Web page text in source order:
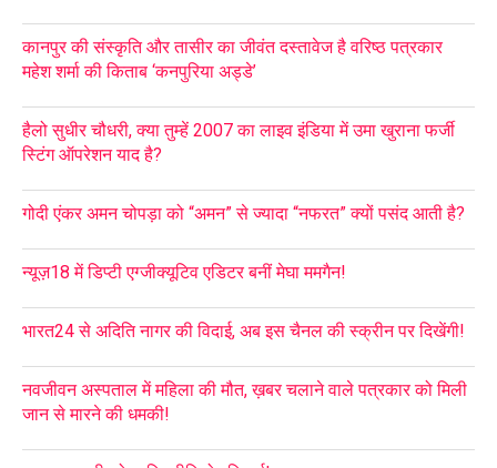
कानपुर की संस्कृति और तासीर का जीवंत दस्तावेज है वरिष्ठ पत्रकार
महेश शर्मा की किताब ‘कनपुरिया अड्डे’
हैलो सुधीर चौधरी, क्या तुम्हें 2007 का लाइव इंडिया में उमा खुराना फर्जी
स्टिंग ऑपरेशन याद है?
गोदी एंकर अमन चोपड़ा को “अमन” से ज्यादा “नफरत” क्यों पसंद आती है?
न्यूज़18 में डिप्टी एग्जीक्यूटिव एडिटर बनीं मेघा ममगैन!
भारत24 से अदिति नागर की विदाई, अब इस चैनल की स्क्रीन पर दिखेंगी!
नवजीवन अस्पताल में महिला की मौत, ख़बर चलाने वाले पत्रकार को मिली
जान से मारने की धमकी!